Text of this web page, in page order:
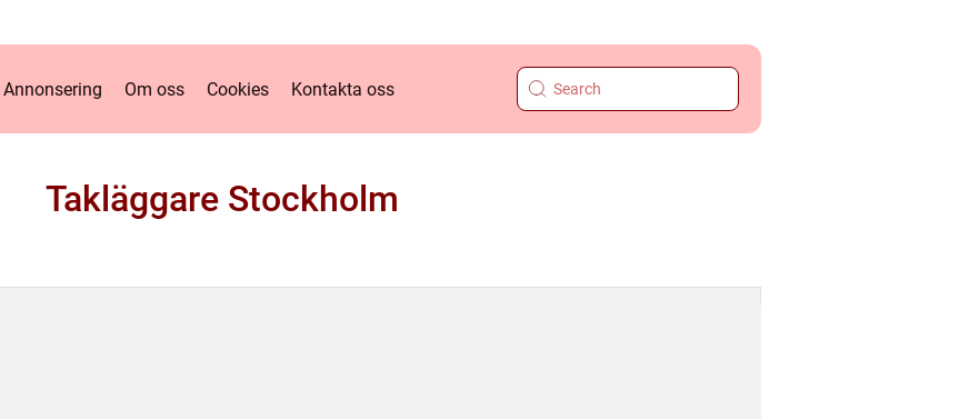
Annonsering Om oss Cookies Kontakta oss
Takläggare Stockholm